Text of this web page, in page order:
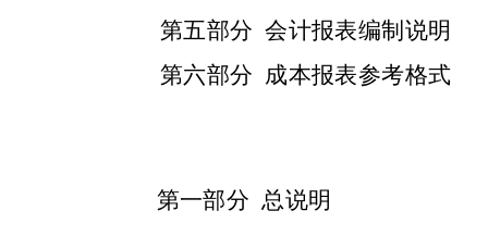
第五部分 会计报表编制说明
第六部分 成本报表参考格式
第一部分 总说明